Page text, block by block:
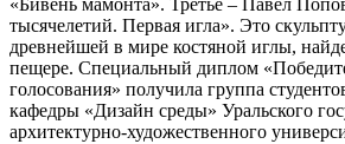
тысячелетий. Первая игла». Это
древнейшей в мире костяной иглы,
пещере. Специальный диплом
голосования» получила группа
кафедры «Дизайн среды» Уральского
архитектурно-художественного